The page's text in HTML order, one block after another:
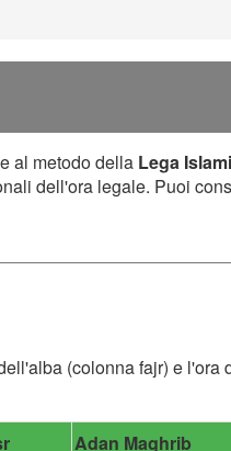
al metodo della Lega
dell'ora legale. Puoi
(colonna fajr) e l'ora
Adan Maghrib